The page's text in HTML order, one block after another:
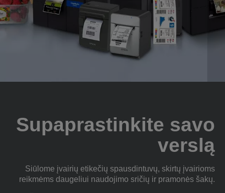
Supaprastinkite savo
verslą
Siūlome įvairių etikečių spausdintuvų, skirtų įvairioms
reikmėms daugeliui naudojimo sričių ir pramonės šakų.